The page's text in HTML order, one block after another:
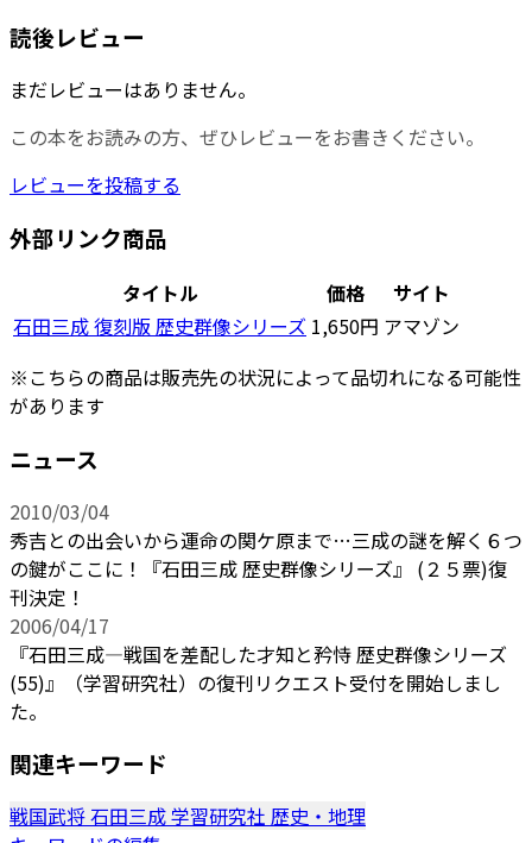
読後レビュー
まだレビューはありません。
この本をお読みの方、ぜひレビューをお書きください。
レビューを投稿する
外部リンク商品
タイトル 価格
サイト
石田三成 復刻版 歴史群像シリーズ 1,650円 アマゾン
※こちらの商品は販売先の状況によって品切れになる可能性
があります
ニュース
2010/03/04
秀吉との出会いから運命の関ケ原まで…三成の謎を解く６つ
の鍵がここに！『石田三成 歴史群像シリーズ』 (２５票)復
刊決定！
2006/04/17
『石田三成―戦国を差配した才知と矜恃 歴史群像シリーズ
(55)』（学習研究社）の復刊リクエスト受付を開始しまし
た。
関連キーワード
戦国武将石田三成学習研究社 歴史・地理